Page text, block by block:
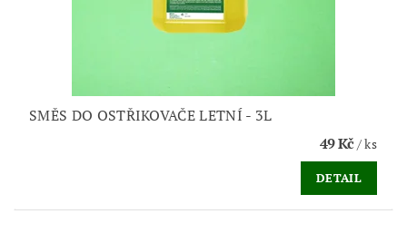
SMĚS DO OSTŘIKOVAČE LETNÍ - 3L
49 Kč/ ks
DETAIL